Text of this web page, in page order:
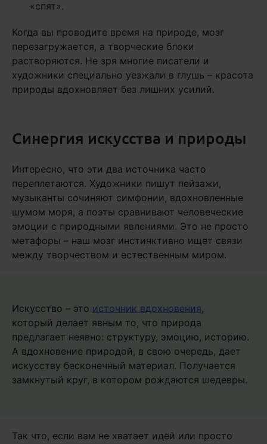
«спят».
Когда вы проводите время на природе, мозг
перезагружается, а творческие блоки
растворяются. Не зря многие писатели и
художники специально уезжали в глушь – красота
природы вдохновляет без лишних усилий.
Синергия искусства и природы
Интересно, что эти два источника часто
переплетаются. Художники пишут пейзажи,
музыканты сочиняют симфонии, вдохновленные
шумом моря, а поэты сравнивают человеческие
эмоции с природными явлениями. Это не просто
метафоры – наш мозг инстинктивно ищет связи
между творчеством и естественным миром.
Искусство – это источник вдохновения,
который делает явным то, что природа
предлагает неявно: структуру, эмоцию, историю.
А вдохновение природой, в свою очередь, дает
искусству бесконечный материал. Получается
замкнутый круг, в котором рождаются шедевры.
Так что, если вам не хватает идей или просто